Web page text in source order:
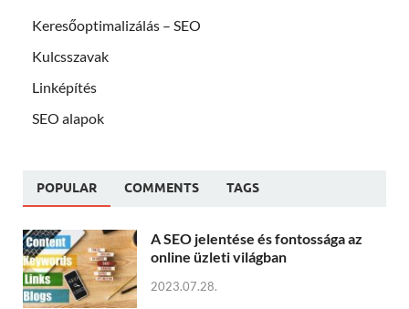
Keresőoptimalizálás – SEO
Kulcsszavak
Linképítés
SEO alapok
POPULAR COMMENTS TAGS
A SEO jelentése és fontossága az
online üzleti világban
2023.07.28.